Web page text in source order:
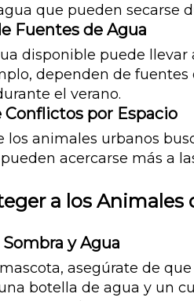
que pueden secarse
Fuentes de Agua
disponible puede
dependen de
el verano.
por Espacio
los animales urbanos
acercarse más a
a los Animales
y Agua
asegúrate de
botella de agua y un